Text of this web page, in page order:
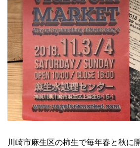
川崎市麻生区の柿生で毎年春と秋に